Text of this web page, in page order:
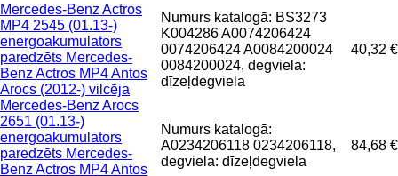
Mercedes-Benz Actros
MP4 2545 (01.13-)
energoakumulators
paredzēts Mercedes-
Benz Actros MP4 Antos
Arocs (2012-) vilcēja
Numurs katalogā: BS3273
K004286 A0074206424
0074206424 A0084200024
0084200024, degviela:
dīzeļdegviela
40,32 €
Mercedes-Benz Arocs
2651 (01.13-)
energoakumulators
paredzēts Mercedes-
Benz Actros MP4 Antos
Numurs katalogā:
A0234206118 0234206118,
degviela: dīzeļdegviela
84,68 €